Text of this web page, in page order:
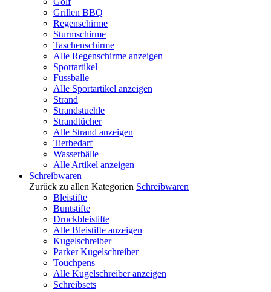
Grillen BBQ
Regenschirme
Sturmschirme
Taschenschirme
Alle Regenschirme anzeigen
Sportartikel
Fussballe
Alle Sportartikel anzeigen
Strand
Strandstuehle
Strandtücher
Alle Strand anzeigen
Tierbedarf
Wasserbälle
Alle Artikel anzeigen
Schreibwaren
Zurück zu allen Kategorien Schreibwaren
Bleistifte
Buntstifte
Druckbleistifte
Alle Bleistifte anzeigen
Kugelschreiber
Parker Kugelschreiber
Touchpens
Alle Kugelschreiber anzeigen
Schreibsets